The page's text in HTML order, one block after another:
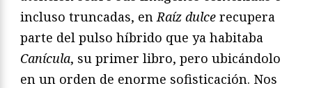
incluso truncadas, enRaíz dulce recupera
parte del pulso híbrido que ya habitaba
Canícula, su primer libro, pero ubicándolo
en un orden de enorme sofisticación. Nos